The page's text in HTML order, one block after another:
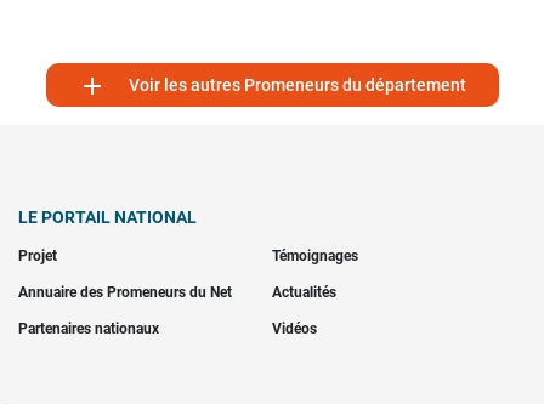
 Voir les autres Promeneurs du département
LE PORTAIL NATIONAL
Projet Témoignages
Annuaire des Promeneurs du Net Actualités
Partenaires nationaux Vidéos